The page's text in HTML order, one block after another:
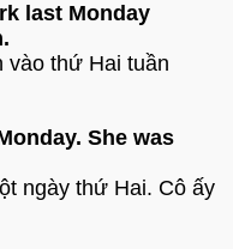
last Monday
vào thứ Hai tuần
She was
ngày thứ Hai. Cô ấy